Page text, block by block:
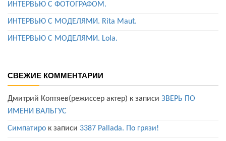
ИНТЕРВЬЮ С ФОТОГРАФОМ.
ИНТЕРВЬЮ С МОДЕЛЯМИ. Rita Maut.
ИНТЕРВЬЮ С МОДЕЛЯМИ. Lola.
СВЕЖИЕ КОММЕНТАРИИ
Дмитрий Коптяев(режиссер актер) к записи ЗВЕРЬ ПО
ИМЕНИ ВАЛЬГУС
Симпатиро к записи 3387 Pallada. По грязи!